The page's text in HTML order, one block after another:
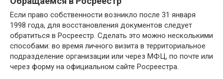
Если право собственности возникло после 31 января
1998 года, для восстановления документов следует
обратиться в Росреестр. Сделать это можно несколькими
способами: во время личного визита в территориальное
подразделение организации или через МФЦ, по почте или
через форму на официальном сайте Росреестра.